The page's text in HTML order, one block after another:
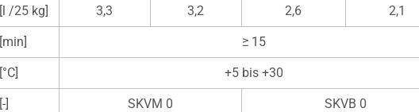
[l /25 kg] 3,3 3,2 2,6 2,1
[min] ≥ 15
[°C] +5 bis +30
[-] SKVM 0 SKVB 0